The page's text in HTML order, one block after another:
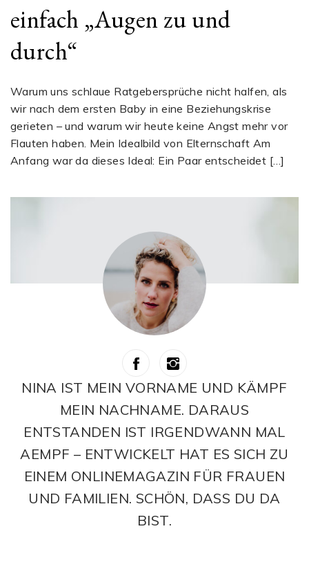
einfach „Augen zu und
durch“
Warum uns schlaue Ratgebersprüche nicht halfen, als
wir nach dem ersten Baby in eine Beziehungskrise
gerieten – und warum wir heute keine Angst mehr vor
Flauten haben. Mein Idealbild von Elternschaft Am
Anfang war da dieses Ideal: Ein Paar entscheidet […]
NINA IST MEIN VORNAME UND KÄMPF
MEIN NACHNAME. DARAUS
ENTSTANDEN IST IRGENDWANN MAL
AEMPF – ENTWICKELT HAT ES SICH ZU
EINEM ONLINEMAGAZIN FÜR FRAUEN
UND FAMILIEN. SCHÖN, DASS DU DA
BIST.